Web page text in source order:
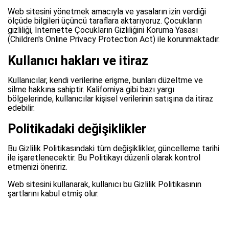
Web sitesini yönetmek amacıyla ve yasaların izin verdiği
ölçüde bilgileri üçüncü taraflara aktarıyoruz. Çocukların
gizliliği, İnternette Çocukların Gizliliğini Koruma Yasası
(Children's Online Privacy Protection Act) ile korunmaktadır.
Kullanıcı hakları ve itiraz
Kullanıcılar, kendi verilerine erişme, bunları düzeltme ve
silme hakkına sahiptir. Kaliforniya gibi bazı yargı
bölgelerinde, kullanıcılar kişisel verilerinin satışına da itiraz
edebilir.
Politikadaki değişiklikler
Bu Gizlilik Politikasındaki tüm değişiklikler, güncelleme tarihi
ile işaretlenecektir. Bu Politikayı düzenli olarak kontrol
etmenizi öneririz.
Web sitesini kullanarak, kullanıcı bu Gizlilik Politikasının
şartlarını kabul etmiş olur.